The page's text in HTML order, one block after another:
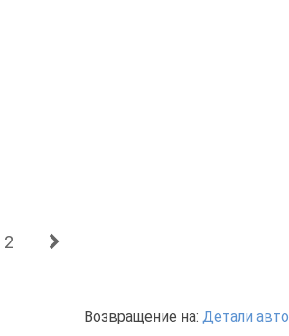
2
Возвращение на: Детали